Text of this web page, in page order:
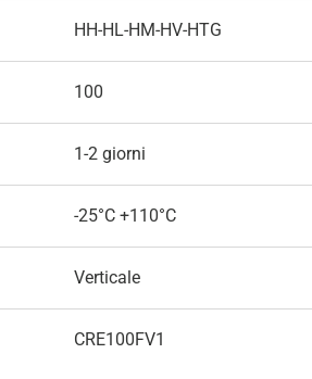
HH-HL-HM-HV-HTG
100
1-2 giorni
-25°C +110°C
Verticale
CRE100FV1